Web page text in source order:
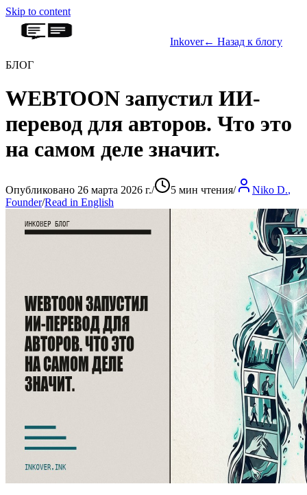
Skip to content
Inkover← Назад к блогу
БЛОГ
WEBTOON запустил ИИ-
перевод для авторов. Что это
на самом деле значит.
Опубликовано 26 марта 2026 г./ 5 мин чтения/ Niko D.,
Founder/Read in English